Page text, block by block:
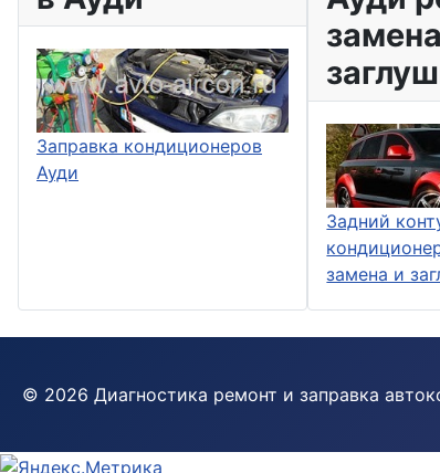
Заправка кондиционеров
Ауди
Задний
замена и
© 2026 Диагностика ремонт и заправка